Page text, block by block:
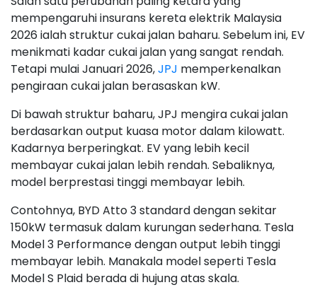
mempengaruhi insurans kereta elektrik Malaysia
2026 ialah struktur cukai jalan baharu. Sebelum ini, EV
menikmati kadar cukai jalan yang sangat rendah.
Tetapi mulai Januari 2026,JPJ memperkenalkan
pengiraan cukai jalan berasaskan kW.
Di bawah struktur baharu, JPJ mengira cukai jalan
berdasarkan output kuasa motor dalam kilowatt.
Kadarnya berperingkat. EV yang lebih kecil
membayar cukai jalan lebih rendah. Sebaliknya,
model berprestasi tinggi membayar lebih.
Contohnya, BYD Atto 3 standard dengan sekitar
150kW termasuk dalam kurungan sederhana. Tesla
Model 3 Performance dengan output lebih tinggi
membayar lebih. Manakala model seperti Tesla
Model S Plaid berada di hujung atas skala.